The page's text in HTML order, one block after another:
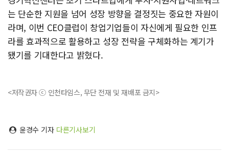
는 단순한 지원을 넘어 성장 방향을 결정짓는 중요한 자원이
라며, 이번 CEO클럽이 창업기업들이 자신에게 필요한 인프
라를 효과적으로 활용하고 성장 전략을 구체화하는 계기가
됐기를 기대한다고 밝혔다.
<저작권자 ⓒ 인천타임스, 무단 전재 및 재배포 금지>
윤경수 기자 다른기사보기